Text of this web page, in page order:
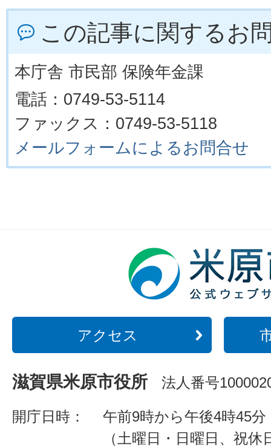
この記事に関するお
本庁舎 市民部 保険年金課
電話：0749-53-5114
ファックス：0749-53-5118
メールフォームによるお問合せ
アクセス
滋賀県米原市役所 法人番号
開庁日時：
午前9時から午後4時45分
（土曜日・日曜日、祝